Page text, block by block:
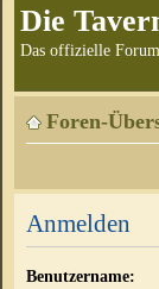
Die
Das offizielle
Foren-
Anmelden
Benutzername: